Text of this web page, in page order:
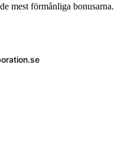
mest förmånliga bonusarna.